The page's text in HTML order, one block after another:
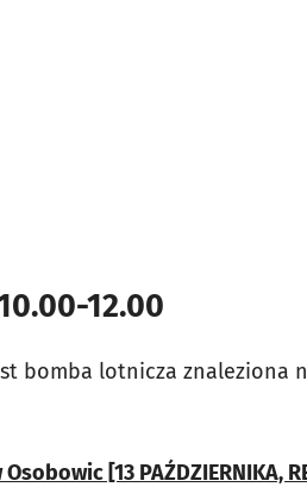
12.00
bomba lotnicza znaleziona
[13 PAŹDZIERNIKA,